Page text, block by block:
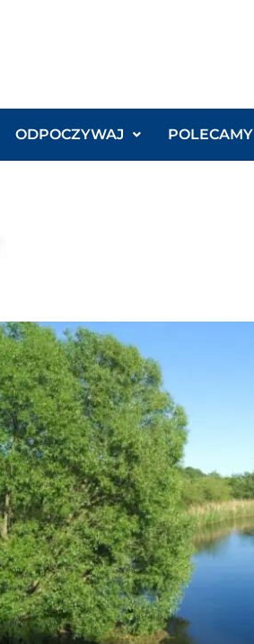
ODPOCZYWAJ POLECAMY